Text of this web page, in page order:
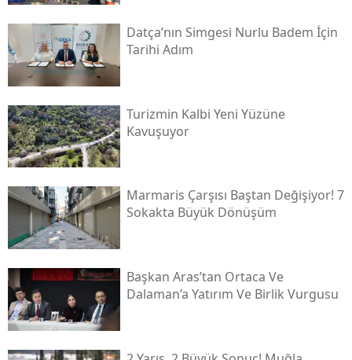
Datça’nın Simgesi Nurlu Badem İçin
Tarihi Adım
Turizmin Kalbi Yeni Yüzüne
Kavuşuyor
Marmaris Çarşısı Baştan Değişiyor! 7
Sokakta Büyük Dönüşüm
Başkan Aras’tan Ortaca Ve
Dalaman’a Yatırım Ve Birlik Vurgusu